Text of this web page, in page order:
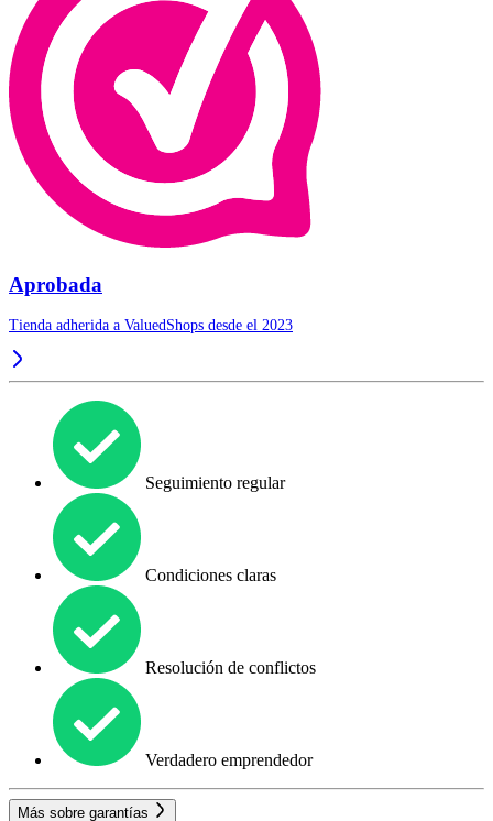
Aprobada
Tienda adherida a ValuedShops desde el 2023
Seguimiento regular
Condiciones claras
Resolución de conflictos
Verdadero emprendedor
Más sobre garantías